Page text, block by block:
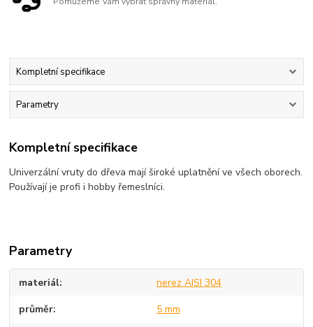
Kompletní specifikace
Parametry
Kompletní specifikace
Univerzální vruty do dřeva mají široké uplatnění ve všech oborech.
Používají je profi i hobby řemeslníci.
Parametry
materiál nerez AISI 304
průměr 5 mm